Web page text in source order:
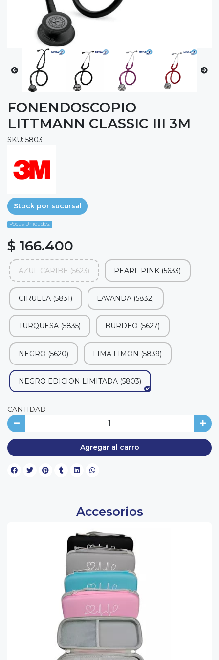
FONENDOSCOPIO
LITTMANN CLASSIC III 3M
SKU: 5803
Stock por sucursal
Pocas Unidades.
$ 166.400
AZUL CARIBE (5623) PEARL PINK (5633)
CIRUELA (5831) LAVANDA (5832)
TURQUESA (5835) BURDEO (5627)
NEGRO (5620) LIMA LIMON (5839)
NEGRO EDICION LIMITADA (5803)
CANTIDAD
Agregar al carro
Accesorios